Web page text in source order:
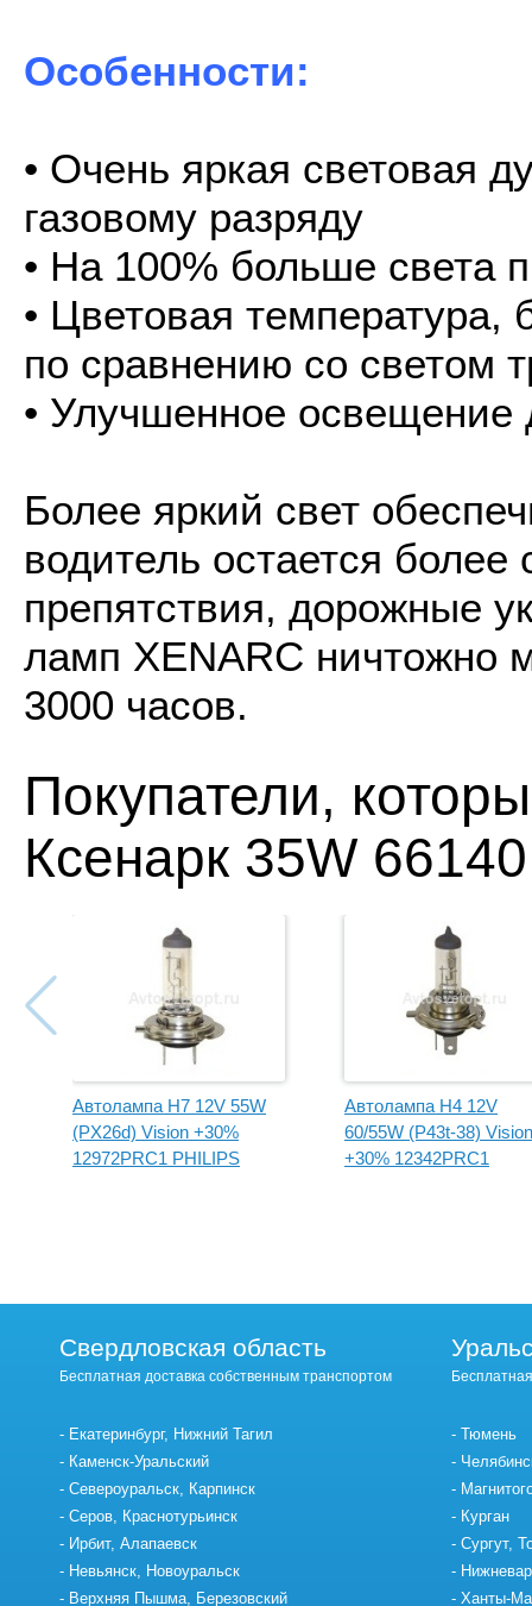
Особенности:
• Очень яркая световая
газовому разряду
• На 100% больше света
• Цветовая температура,
по сравнению со светом
• Улучшенное
Более яркий свет
водитель остается
препятствия, дорожные
ламп XENARC ничтожно
3000 часов.
Покупатели,
Ксенарк 35W
Автолампа H7 12V 55W
(PX26d) Vision +30%
12972PRC1 PHILIPS
Автолампа H4 12V
60/55W (P43t-38) Vision
+30% 12342PRC1
Свердловская область
Бесплатная доставка собственным транспортом
Екатеринбург, Нижний Тагил
Каменск-Уральский
Североуральск, Карпинск
Серов, Краснотурьинск
Ирбит, Алапаевск
Невьянск, Новоуральск
Верхняя Пышма, Березовский
Тюмень
Курган
Сургут,
Ханты-